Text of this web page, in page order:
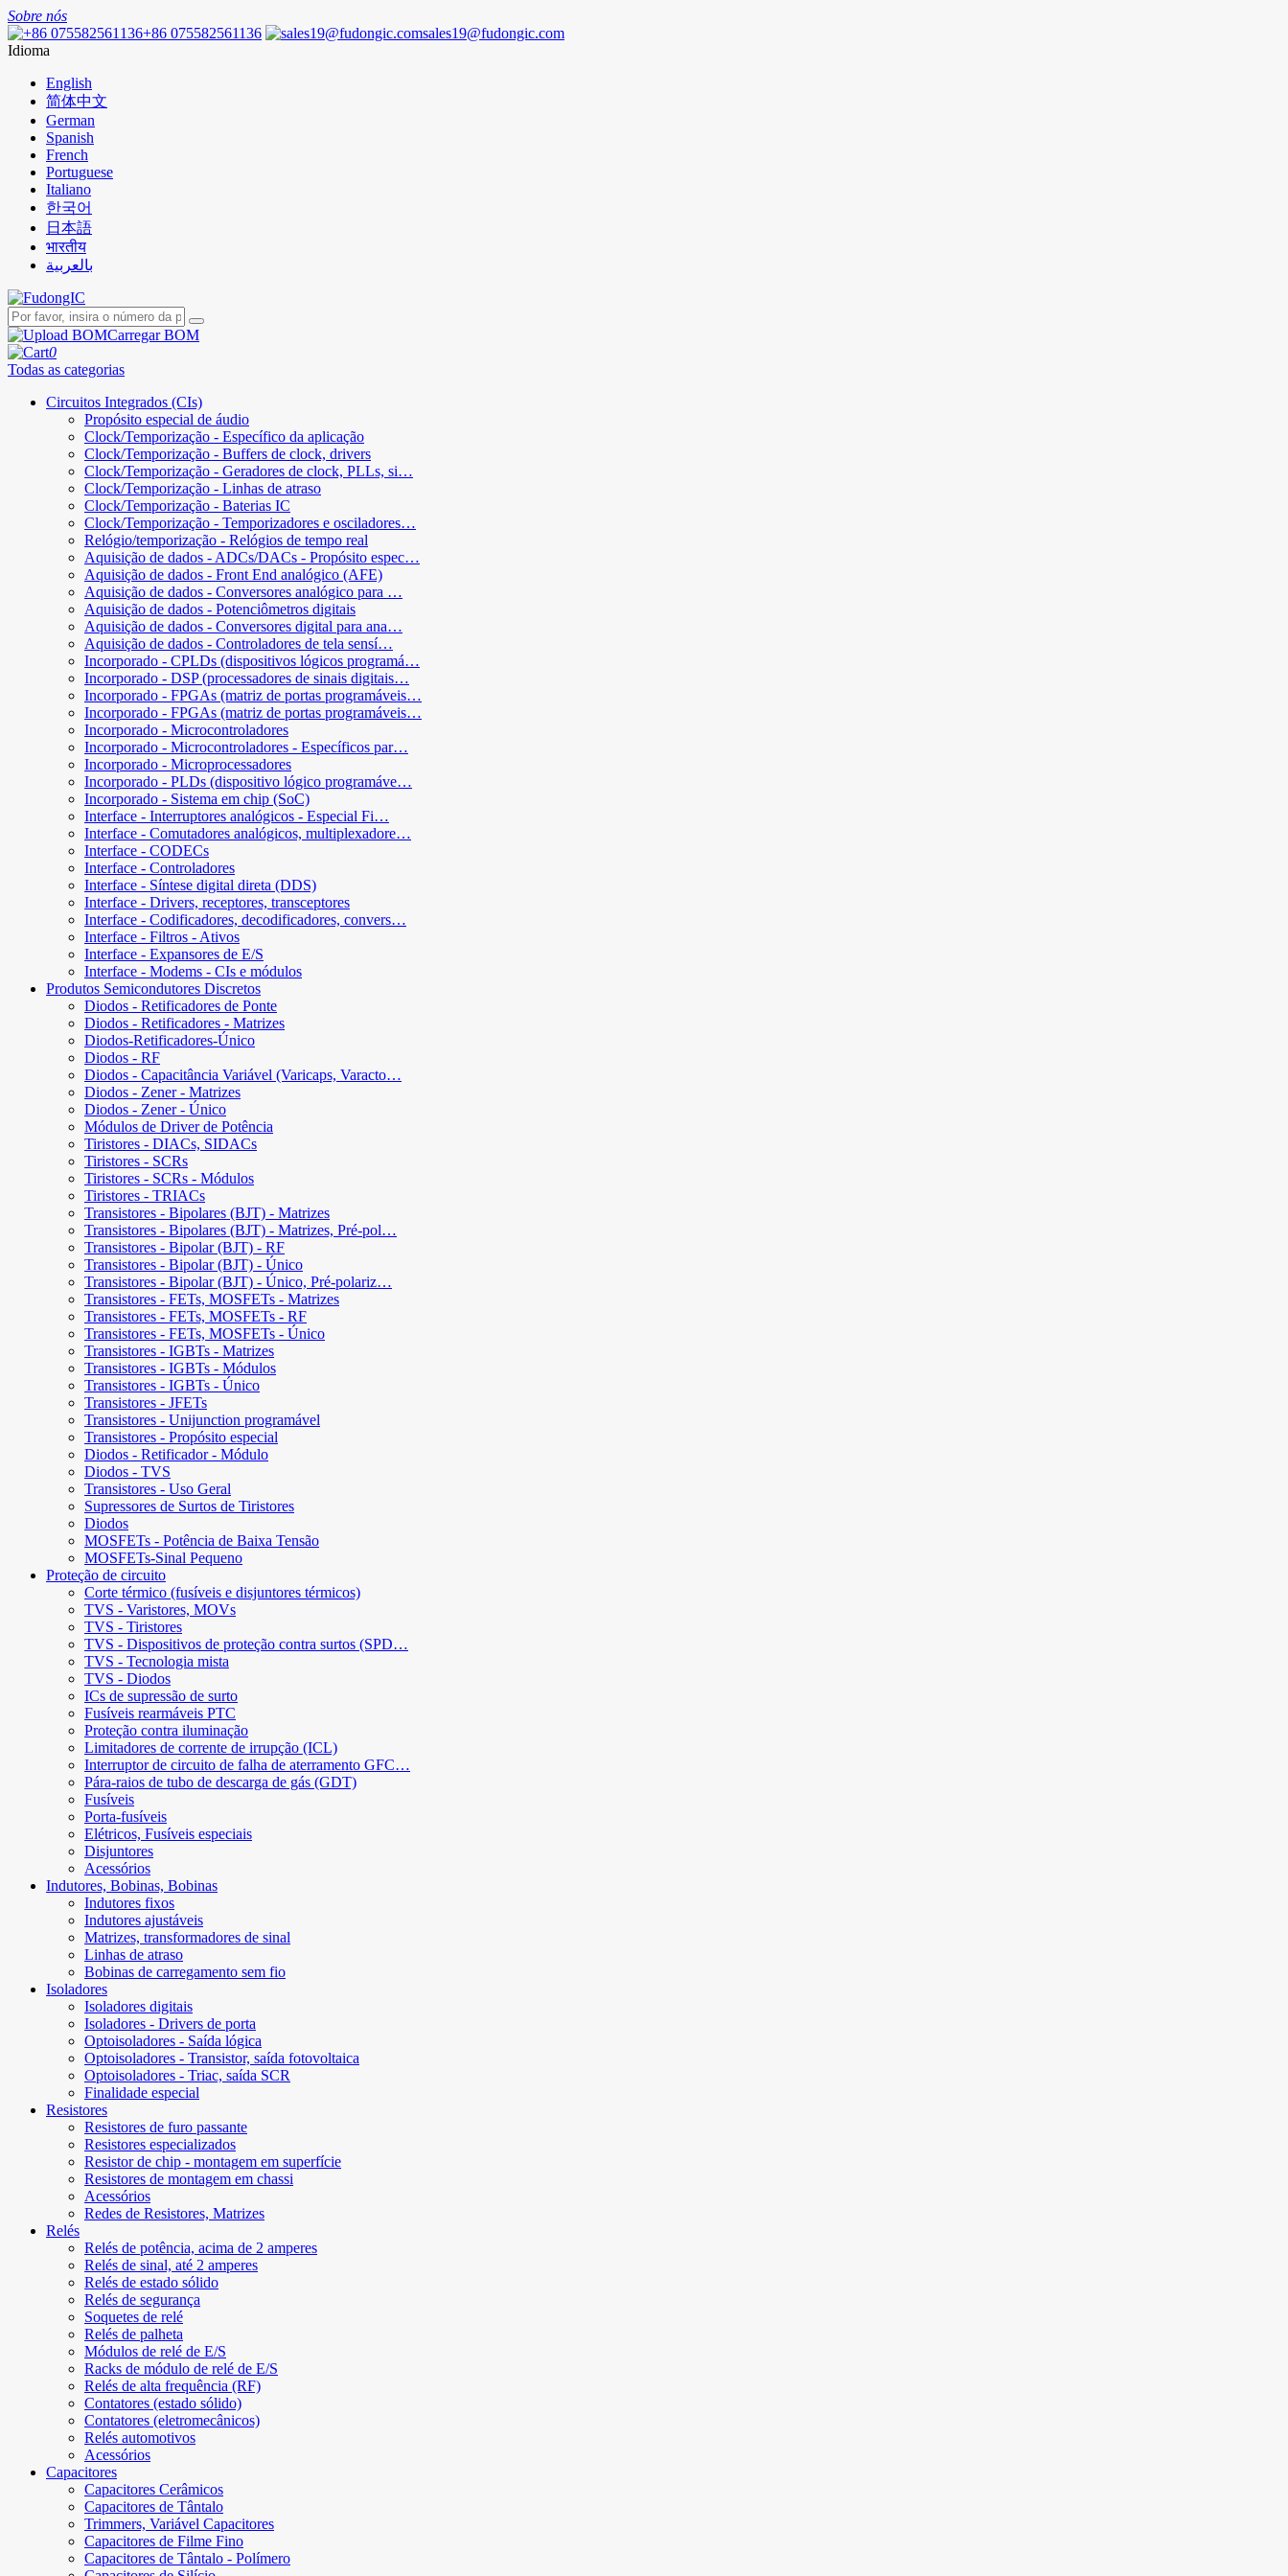
Sobre nós
+86 075582561136
sales19@fudongic.com
Idioma
English
简体中文
German
Spanish
French
Portuguese
Italiano
한국어
日本語
भारतीय
بالعربية
Carregar BOM
0
Todas as categorias
Circuitos Integrados (CIs)
Propósito especial de áudio
Clock/Temporização - Específico da aplicação
Clock/Temporização - Buffers de clock, drivers
Clock/Temporização - Geradores de clock, PLLs, si…
Clock/Temporização - Linhas de atraso
Clock/Temporização - Baterias IC
Clock/Temporização - Temporizadores e osciladores…
Relógio/temporização - Relógios de tempo real
Aquisição de dados - ADCs/DACs - Propósito espec…
Aquisição de dados - Front End analógico (AFE)
Aquisição de dados - Conversores analógico para …
Aquisição de dados - Potenciômetros digitais
Aquisição de dados - Conversores digital para ana…
Aquisição de dados - Controladores de tela sensí…
Incorporado - CPLDs (dispositivos lógicos programá…
Incorporado - DSP (processadores de sinais digitais…
Incorporado - FPGAs (matriz de portas programáveis…
Incorporado - FPGAs (matriz de portas programáveis…
Incorporado - Microcontroladores
Incorporado - Microcontroladores - Específicos par…
Incorporado - Microprocessadores
Incorporado - PLDs (dispositivo lógico programáve…
Incorporado - Sistema em chip (SoC)
Interface - Interruptores analógicos - Especial Fi…
Interface - Comutadores analógicos, multiplexadore…
Interface - CODECs
Interface - Controladores
Interface - Síntese digital direta (DDS)
Interface - Drivers, receptores, transceptores
Interface - Codificadores, decodificadores, convers…
Interface - Filtros - Ativos
Interface - Expansores de E/S
Interface - Modems - CIs e módulos
Produtos Semicondutores Discretos
Diodos - Retificadores de Ponte
Diodos - Retificadores - Matrizes
Diodos-Retificadores-Único
Diodos - RF
Diodos - Capacitância Variável (Varicaps, Varacto…
Diodos - Zener - Matrizes
Diodos - Zener - Único
Módulos de Driver de Potência
Tiristores - DIACs, SIDACs
Tiristores - SCRs
Tiristores - SCRs - Módulos
Tiristores - TRIACs
Transistores - Bipolares (BJT) - Matrizes
Transistores - Bipolares (BJT) - Matrizes, Pré-pol…
Transistores - Bipolar (BJT) - RF
Transistores - Bipolar (BJT) - Único
Transistores - Bipolar (BJT) - Único, Pré-polariz…
Transistores - FETs, MOSFETs - Matrizes
Transistores - FETs, MOSFETs - RF
Transistores - FETs, MOSFETs - Único
Transistores - IGBTs - Matrizes
Transistores - IGBTs - Módulos
Transistores - IGBTs - Único
Transistores - JFETs
Transistores - Unijunction programável
Transistores - Propósito especial
Diodos - Retificador - Módulo
Diodos - TVS
Transistores - Uso Geral
Supressores de Surtos de Tiristores
Diodos
MOSFETs - Potência de Baixa Tensão
MOSFETs-Sinal Pequeno
Proteção de circuito
Corte térmico (fusíveis e disjuntores térmicos)
TVS - Varistores, MOVs
TVS - Tiristores
TVS - Dispositivos de proteção contra surtos (SPD…
TVS - Tecnologia mista
TVS - Diodos
ICs de supressão de surto
Fusíveis rearmáveis ​​PTC
Proteção contra iluminação
Limitadores de corrente de irrupção (ICL)
Interruptor de circuito de falha de aterramento GFC…
Pára-raios de tubo de descarga de gás (GDT)
Fusíveis
Porta-fusíveis
Elétricos, Fusíveis especiais
Disjuntores
Acessórios
Indutores, Bobinas, Bobinas
Indutores fixos
Indutores ajustáveis
Matrizes, transformadores de sinal
Linhas de atraso
Bobinas de carregamento sem fio
Isoladores
Isoladores digitais
Isoladores - Drivers de porta
Optoisoladores - Saída lógica
Optoisoladores - Transistor, saída fotovoltaica
Optoisoladores - Triac, saída SCR
Finalidade especial
Resistores
Resistores de furo passante
Resistores especializados
Resistor de chip - montagem em superfície
Resistores de montagem em chassi
Acessórios
Redes de Resistores, Matrizes
Relés
Relés de potência, acima de 2 amperes
Relés de sinal, até 2 amperes
Relés de estado sólido
Relés de segurança
Soquetes de relé
Relés de palheta
Módulos de relé de E/S
Racks de módulo de relé de E/S
Relés de alta frequência (RF)
Contatores (estado sólido)
Contatores (eletromecânicos)
Relés automotivos
Acessórios
Capacitores
Capacitores Cerâmicos
Capacitores de Tântalo
Trimmers, Variável Capacitores
Capacitores de Filme Fino
Capacitores de Tântalo - Polímero